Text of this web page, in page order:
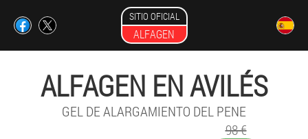
SITIO OFICIAL
ALFAGEN
ALFAGEN EN AVILÉS
GEL DE ALARGAMIENTO DEL PENE
98 €